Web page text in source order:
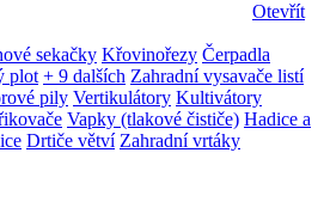
Otevřít
sekačky Křovinořezy Čerpadla
plot + 9 dalších Zahradní vysavače listí
pily Vertikulátory Kultivátory
Vapky (tlakové čističe) Hadice a
Drtiče větví Zahradní vrtáky